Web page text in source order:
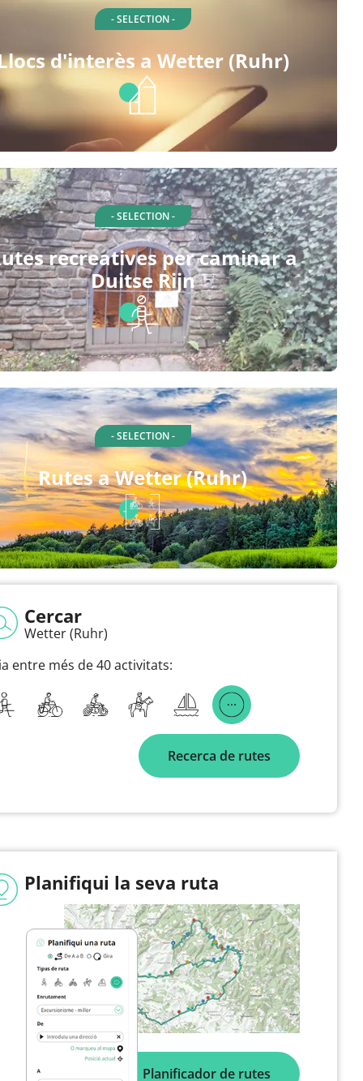
- SELECTION -
d'interès a Wetter (Ruhr)
- SELECTION -
recreatives per caminar a
Duitse Rijn
- SELECTION -
Rutes a Wetter (Ruhr)
Cercar
Wetter (Ruhr)
entre més de 40 activitats:
Recerca de rutes
Planifiqui la seva ruta
Planificador de rutes